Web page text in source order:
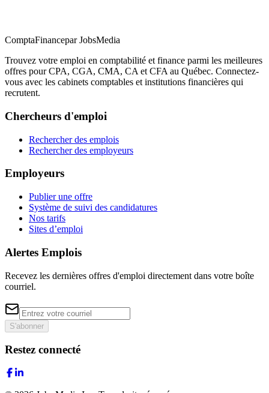
ComptaFinancepar JobsMedia
Trouvez votre emploi en comptabilité et finance parmi les meilleures
offres pour CPA, CGA, CMA, CA et CFA au Québec. Connectez-
vous avec les cabinets comptables et institutions financières qui
recrutent.
Chercheurs d'emploi
Rechercher des emplois
Rechercher des employeurs
Employeurs
Publier une offre
Système de suivi des candidatures
Nos tarifs
Sites d’emploi
Alertes Emplois
Recevez les dernières offres d'emploi directement dans votre boîte
courriel.
S'abonner
Restez connecté